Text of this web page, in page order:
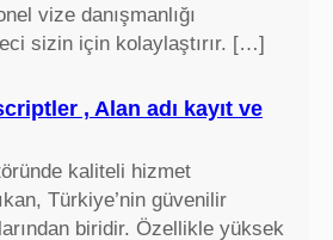
vize danışmanlığı
sizin için kolaylaştırır. […]
, Alan adı kayıt ve
kaliteli hizmet
Türkiye’nin güvenilir
biridir. Özellikle yüksek